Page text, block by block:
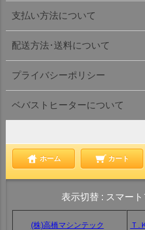
支払い方法について
配送方法･送料について
プライバシーポリシー
ベバストヒーターについて
ホーム カート
表示切替 : スマー
(株)高橋マシンテック Ｔ.